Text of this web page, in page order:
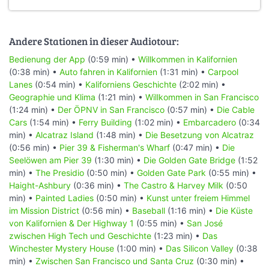
Andere Stationen in dieser Audiotour:
Bedienung der App (0:59 min) • Willkommen in Kalifornien
(0:38 min) • Auto fahren in Kalifornien (1:31 min) • Carpool
Lanes (0:54 min) • Kaliforniens Geschichte (2:02 min) •
Geographie und Klima (1:21 min) • Willkommen in San Francisco
(1:24 min) • Der ÖPNV in San Francisco (0:57 min) • Die Cable
Cars (1:54 min) • Ferry Building (1:02 min) • Embarcadero (0:34
min) • Alcatraz Island (1:48 min) • Die Besetzung von Alcatraz
(0:56 min) • Pier 39 & Fisherman's Wharf (0:47 min) • Die
Seelöwen am Pier 39 (1:30 min) • Die Golden Gate Bridge (1:52
min) • The Presidio (0:50 min) • Golden Gate Park (0:55 min) •
Haight-Ashbury (0:36 min) • The Castro & Harvey Milk (0:50
min) • Painted Ladies (0:50 min) • Kunst unter freiem Himmel
im Mission District (0:56 min) • Baseball (1:16 min) • Die Küste
von Kalifornien & Der Highway 1 (0:55 min) • San José
zwischen High Tech und Geschichte (1:23 min) • Das
Winchester Mystery House (1:00 min) • Das Silicon Valley (0:38
min) • Zwischen San Francisco und Santa Cruz (0:30 min) •